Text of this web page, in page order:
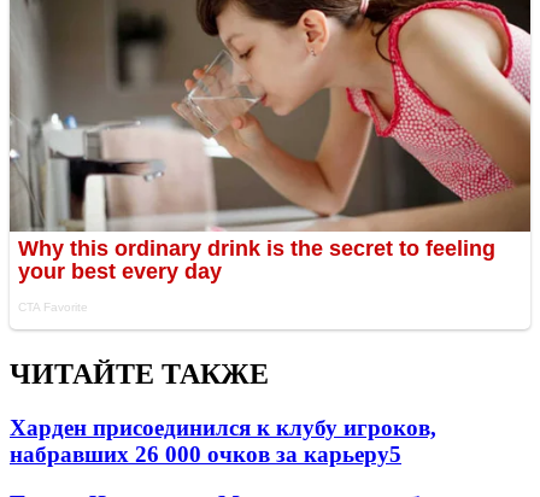
ЧИТАЙТЕ ТАКЖЕ
Харден присоединился к клубу игроков,
набравших 26 000 очков за карьеру5